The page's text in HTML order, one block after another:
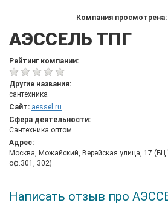
Компания просмотрена:
АЭССЕЛЬ ТПГ
Рейтинг компании:
Другие названия:
сантехника
Сайт: aessel.ru
Сфера деятельности:
Сантехника оптом
Адрес:
Москва, Можайский, Верейская улица, 17 (БЦ
оф.301, 302)
Написать отзыв про